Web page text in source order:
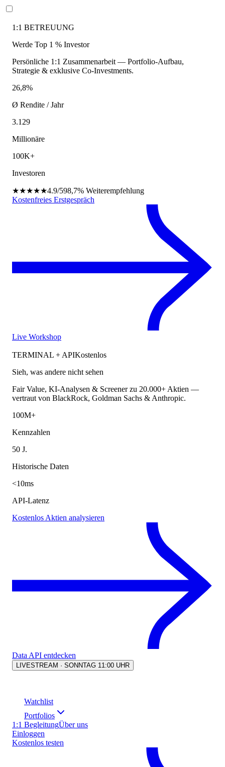
1:1 BETREUUNG
Werde Top 1 % Investor
Persönliche 1:1 Zusammenarbeit — Portfolio-Aufbau,
Strategie & exklusive Co-Investments.
26,8%
Ø Rendite / Jahr
3.129
Millionäre
100K+
Investoren
★★★★★4.9/598,7% Weiterempfehlung
Kostenfreies Erstgespräch
Live Workshop
TERMINAL + APIKostenlos
Sieh, was andere nicht sehen
Fair Value, KI-Analysen & Screener zu 20.000+ Aktien —
vertraut von BlackRock, Goldman Sachs & Anthropic.
100M+
Kennzahlen
50 J.
Historische Daten
<10ms
API-Latenz
Kostenlos Aktien analysieren
Data API entdecken
LIVESTREAM · SONNTAG 11:00 UHR
Watchlist
Portfolios
1:1 BegleitungÜber uns
Einloggen
Kostenlos testen